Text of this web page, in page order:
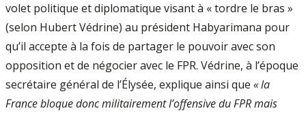
volet politique et diplomatique visant à « tordre le bras »
(selon Hubert Védrine) au président Habyarimana pour
qu’il accepte à la fois de partager le pouvoir avec son
opposition et de négocier avec le FPR. Védrine, à l’époque
secrétaire général de l’Élysée, explique ainsi que « la
France bloque donc militairement l’offensive du FPR mais